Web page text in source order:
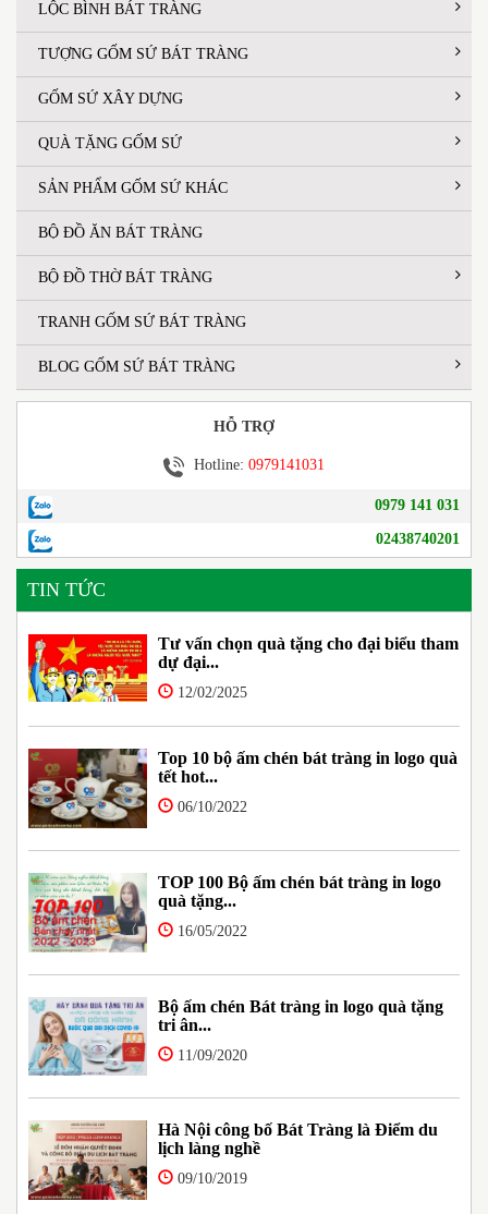
LỘC BÌNH BÁT TRÀNG
TƯỢNG GỐM SỨ BÁT TRÀNG
GỐM SỨ XÂY DỰNG
QUÀ TẶNG GỐM SỨ
SẢN PHẨM GỐM SỨ KHÁC
BỘ ĐỒ ĂN BÁT TRÀNG
BỘ ĐỒ THỜ BÁT TRÀNG
TRANH GỐM SỨ BÁT TRÀNG
BLOG GỐM SỨ BÁT TRÀNG
HỖ TRỢ
Hotline: 0979141031
0979 141 031
02438740201
TIN TỨC
Tư vấn chọn quà tặng cho đại biểu tham
dự đại...
12/02/2025
Top 10 bộ ấm chén bát tràng in logo quà
tết hot...
06/10/2022
TOP 100 Bộ ấm chén bát tràng in logo
quà tặng...
16/05/2022
Bộ ấm chén Bát tràng in logo quà tặng
tri ân...
11/09/2020
Hà Nội công bố Bát Tràng là Điểm du
lịch làng nghề
09/10/2019